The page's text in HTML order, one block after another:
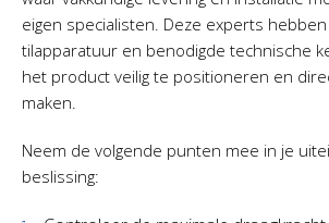
eigen specialisten. Deze experts
tilapparatuur en benodigde technische
het product veilig te positioneren en
maken.
Neem de volgende punten mee in je
beslissing: